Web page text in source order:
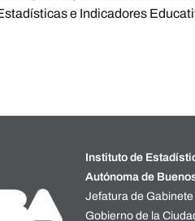
e Indicadores
Instituto de
Autónoma de
Jefatura de
Gobierno de la